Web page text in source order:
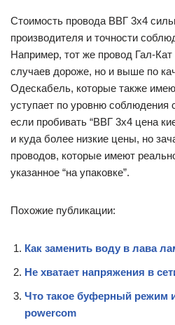
Стоимость провода ВВГ 3х4
производителя и точности
Например, тот же провод Гал-
случаев дороже, но и выше по
Одескабель, которые также
уступает по уровню соблюдения
если пробивать “ВВГ 3х4 цена
и куда более низкие цены, но
проводов, которые имеют
указанное “на упаковке”.
Похожие публикации:
Как заменить воду в лава
Не хватает напряжения в
Что такое буферный режим
powercom